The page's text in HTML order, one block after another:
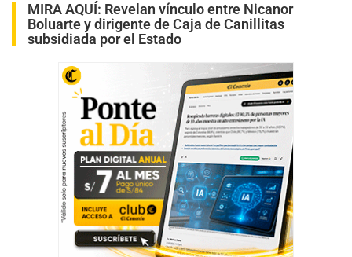
MIRA AQUÍ: Revelan vínculo entre Nicanor
Boluarte y dirigente de Caja de Canillitas
subsidiada por el Estado